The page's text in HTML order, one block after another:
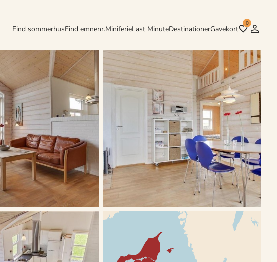
Find sommerhusFind emnenr.MiniferieLast MinuteDestinationerGavekort
0